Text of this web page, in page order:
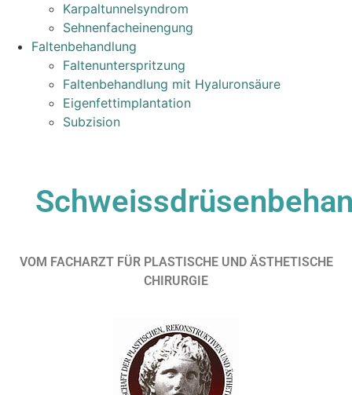
Karpaltunnelsyndrom
Sehnenfacheinengung
Faltenbehandlung
Faltenunterspritzung
Faltenbehandlung mit Hyaluronsäure
Eigenfettimplantation
Subzision
VOM FACHARZT FÜR PLASTISCHE UND ÄSTHETISCHE
CHIRURGIE